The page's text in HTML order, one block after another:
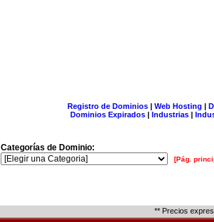
Registro de Dominios| Web Hosting |
Dominios Expirados | Industrias |
Categorías de Dominio:
[Pág.
** Precios